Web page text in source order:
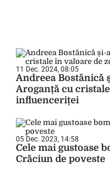
11 Dec. 2024, 08:05
Andreea Bostănică
Aroganță cu
influenceriței
05 Dec. 2023, 14:58
Cele mai gustoase
Crăciun de poveste